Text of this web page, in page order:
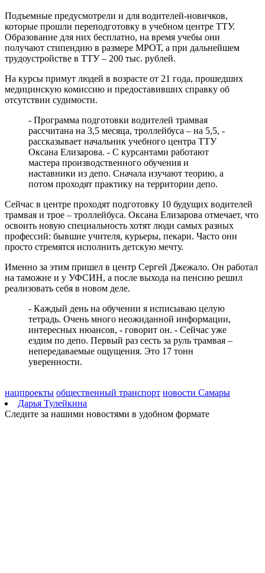
Подъемные предусмотрели и для водителей-новичков,
которые прошли переподготовку в учебном центре ТТУ.
Образование для них бесплатно, на время учебы они
получают стипендию в размере МРОТ, а при дальнейшем
трудоустройстве в ТТУ – 200 тыс. рублей.
На курсы примут людей в возрасте от 21 года, прошедших
медицинскую комиссию и предоставивших справку об
отсутствии судимости.
- Программа подготовки водителей трамвая
рассчитана на 3,5 месяца, троллейбуса – на 5,5, -
рассказывает начальник учебного центра ТТУ
Оксана Елизарова. - С курсантами работают
мастера производственного обучения и
наставники из депо. Сначала изучают теорию, а
потом проходят практику на территории депо.
Сейчас в центре проходят подготовку 10 будущих водителей
трамвая и трое – троллейбуса. Оксана Елизарова отмечает, что
освоить новую специальность хотят люди самых разных
профессий: бывшие учителя, курьеры, пекари. Часто они
просто стремятся исполнить детскую мечту.
Именно за этим пришел в центр Сергей Джежало. Он работал
на таможне и у УФСИН, а после выхода на пенсию решил
реализовать себя в новом деле.
- Каждый день на обучении я исписываю целую
тетрадь. Очень много неожиданной информации,
интересных нюансов, - говорит он. - Сейчас уже
ездим по депо. Первый раз сесть за руль трамвая –
непередаваемые ощущения. Это 17 тонн
уверенности.
нацпроекты общественный транспорт новости Самары
Дарья Тулейкина
Следите за нашими новостями в удобном формате